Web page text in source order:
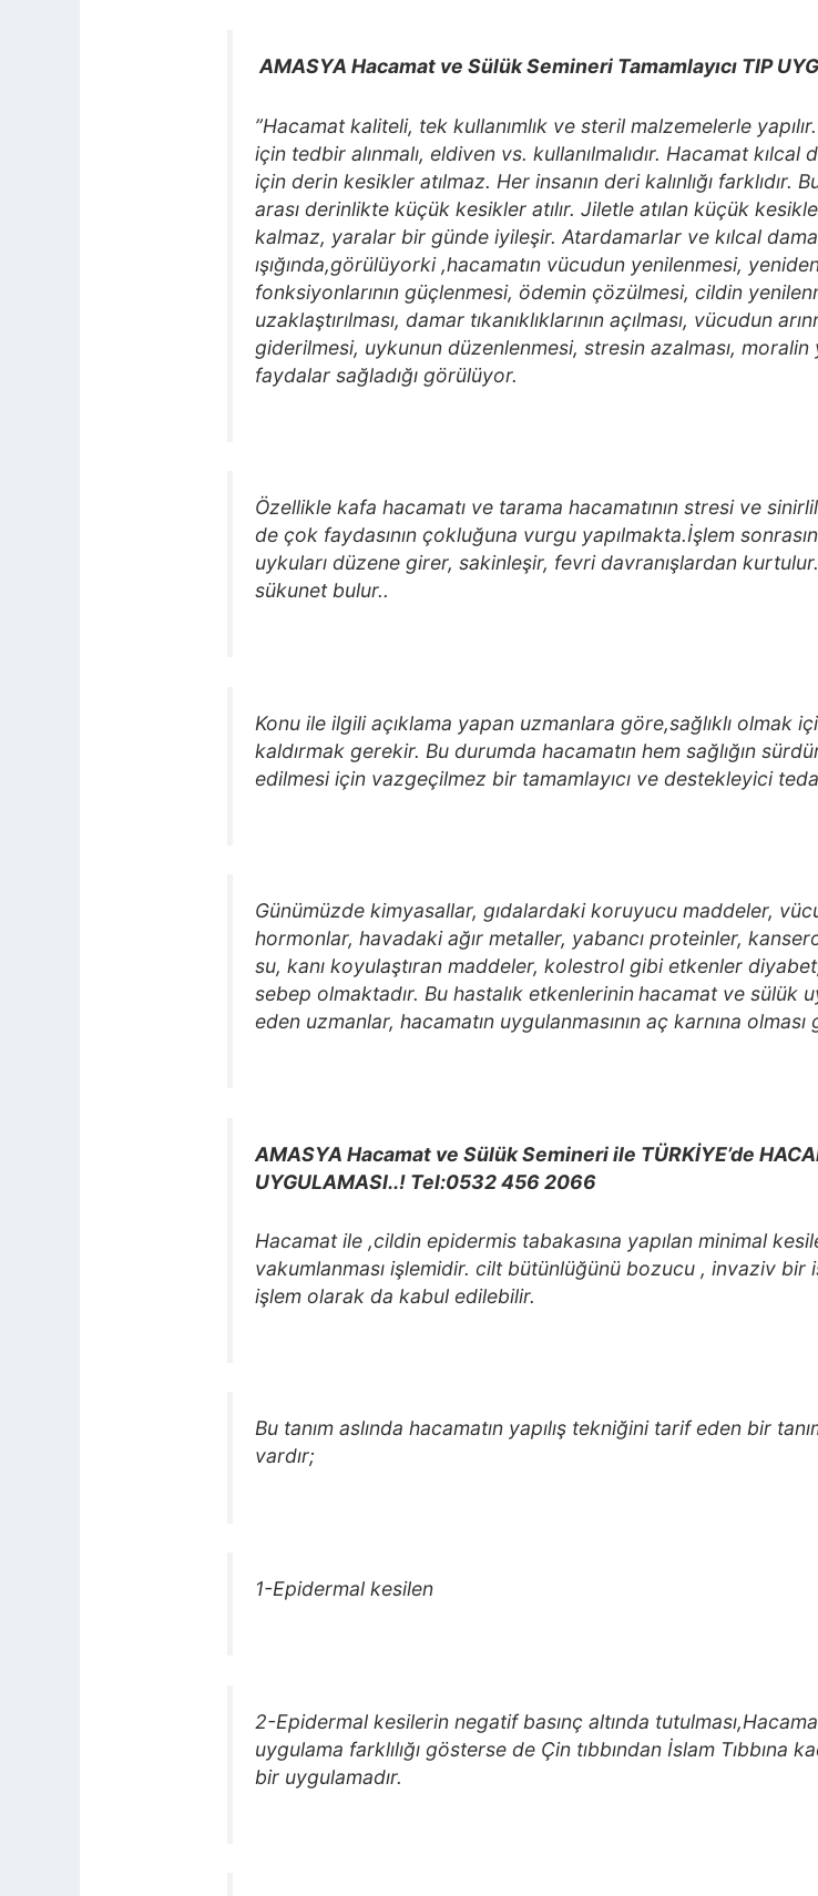
AMASYA Hacamat ve Sülük Semineri Tamamlayıcı TIP
”Hacamat kaliteli, tek kullanımlık ve steril malzemelerle
için tedbir alınmalı, eldiven vs. kullanılmalıdır. Hacamat
için derin kesikler atılmaz. Her insanın deri kalınlığı farklıdır.
arası derinlikte küçük kesikler atılır. Jiletle atılan küçük
kalmaz, yaralar bir günde iyileşir. Atardamarlar ve kılcal
ışığında,görülüyorki ,hacamatın vücudun yenilenmesi,
fonksiyonlarının güçlenmesi, ödemin çözülmesi, cildin
uzaklaştırılması, damar tıkanıklıklarının açılması, vücudun
giderilmesi, uykunun düzenlenmesi, stresin azalması,
faydalar sağladığı görülüyor.
Özellikle kafa hacamatı ve tarama hacamatının stresi ve
de çok faydasının çokluğuna vurgu yapılmakta.İşlem
uykuları düzene girer, sakinleşir, fevri davranışlardan kurtulur.
sükunet bulur..
Konu ile ilgili açıklama yapan uzmanlara göre,sağlıklı olmak
kaldırmak gerekir. Bu durumda hacamatın hem sağlığın
edilmesi için vazgeçilmez bir tamamlayıcı ve destekleyici
Günümüzde kimyasallar, gıdalardaki koruyucu maddeler,
hormonlar, havadaki ağır metaller, yabancı proteinler,
su, kanı koyulaştıran maddeler, kolestrol gibi etkenler
sebep olmaktadır. Bu hastalık etkenlerininhacamat ve sülük
eden uzmanlar, hacamatın uygulanmasının aç karnına
AMASYA Hacamat ve Sülük Semineri ile TÜRKİYE’de
UYGULAMASI..! Tel:0532 456 2066
Hacamat ile ,cildin epidermis tabakasına yapılan minimal
vakumlanması işlemidir. cilt bütünlüğünü bozucu , invaziv bir
işlem olarak da kabul edilebilir.
Bu tanım aslında hacamatın yapılış tekniğini tarif eden bir
vardır;
1-Epidermal kesilen
2-Epidermal kesilerin negatif basınç altında
uygulama farklılığı gösterse de Çin tıbbından İslam Tıbbına
bir uygulamadır.